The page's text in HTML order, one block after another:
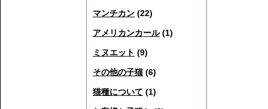
マンチカン (22)
アメリカンカール(1)
ミヌエット (9)
その他の子猫 (6)
猫種について (1)